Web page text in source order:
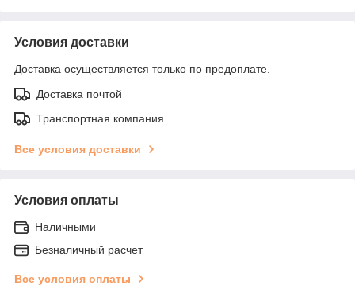
Условия доставки
Доставка осуществляется только по предоплате.
Доставка почтой
Транспортная компания
Все условия доставки
Условия оплаты
Наличными
Безналичный расчет
Все условия оплаты